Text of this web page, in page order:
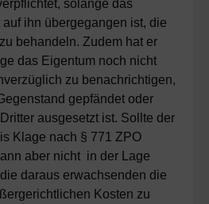
solange das
ihn übergegangen ist, die
behandeln. Zudem hat er
das Eigentum noch nicht
zu benachrichtigen,
gepfändet oder
ausgesetzt ist. Sollte der
Klage nach § 771 ZPO
aber nicht in der Lage
daraus erwachsenden die
Kosten zu